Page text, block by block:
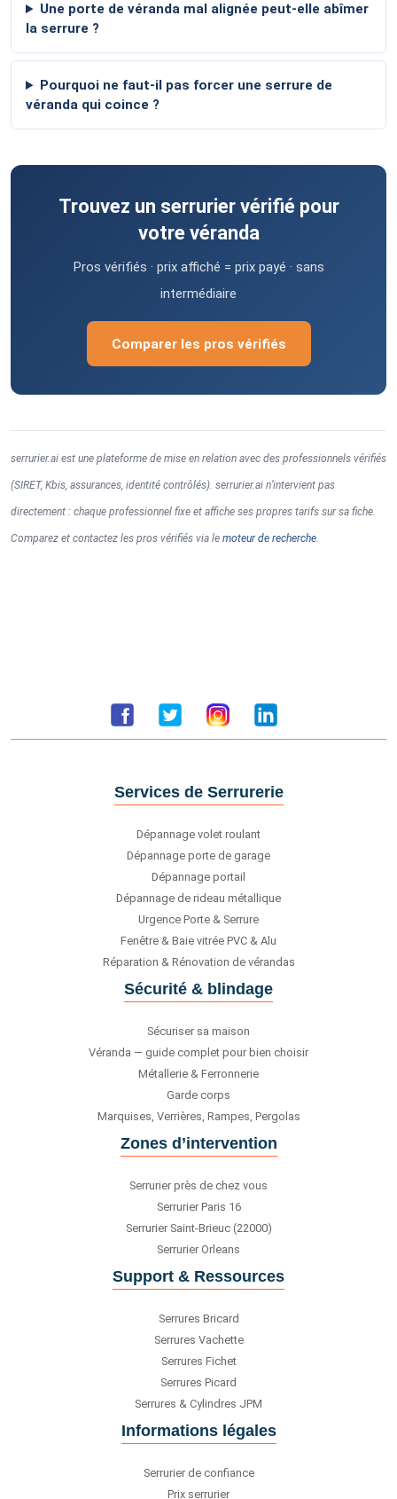
Une porte de véranda mal alignée peut-elle abîmer
la serrure ?
Pourquoi ne faut-il pas forcer une serrure de
véranda qui coince ?
Trouvez un serrurier vérifié pour
votre véranda
Pros vérifiés · prix affiché = prix payé · sans
intermédiaire
Comparer les pros vérifiés
serrurier.ai est une plateforme de mise en relation avec des professionnels vérifiés
(SIRET, Kbis, assurances, identité contrôlés). serrurier.ai n’intervient pas
directement : chaque professionnel fixe et affiche ses propres tarifs sur sa fiche.
Comparez et contactez les pros vérifiés via le moteur de recherche.
Services de Serrurerie
Dépannage volet roulant
Dépannage porte de garage
Dépannage portail
Dépannage de rideau métallique
Urgence Porte & Serrure
Fenêtre & Baie vitrée PVC & Alu
Réparation & Rénovation de vérandas
Sécurité & blindage
Sécuriser sa maison
Véranda — guide complet pour bien choisir
Métallerie & Ferronnerie
Garde corps
Marquises, Verrières, Rampes, Pergolas
Zones d’intervention
Serrurier près de chez vous
Serrurier Paris 16
Serrurier Saint-Brieuc (22000)
Serrurier Orleans
Support & Ressources
Serrures Bricard
Serrures Vachette
Serrures Fichet
Serrures Picard
Serrures & Cylindres JPM
Informations légales
Serrurier de confiance
Prix serrurier